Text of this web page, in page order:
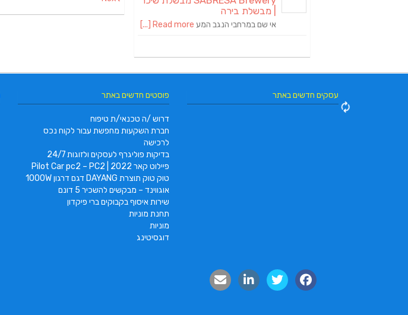
| מבשלת בירה
אי שם במרחבי הנגב המע Read more [...]
פוסטים חדשים באתר
דרוש /ה טכנאי/ת טיפוח
חברת השקעות מחפשת עבור לקוח נכס
לרכישה
בדיקות פוליגרף לעסקים ולזוגות 24/7
פיילוט קאר 2022 | Pilot Car pc2 – PC2
טוק טוק תוצרת DAYANG דגם דרגון 1000W
אוגווינד – מבקשים להשכיר 5 דונם
שירות איסוף בקבוקים ברי פיקדון
תחנת מוניות
מוניות
דוגסיטינג
עסקים חדשים באתר